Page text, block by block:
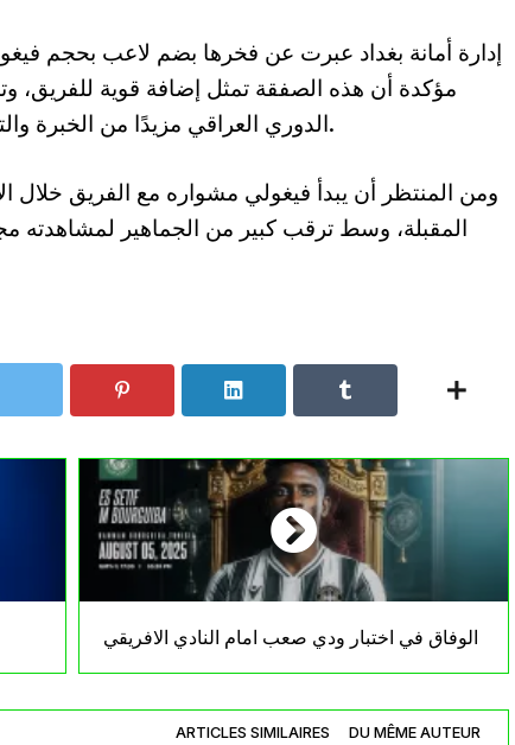
إدارة أمانة بغداد عبرت عن فخرها بضم لاعب بحجم
مؤكدة أن هذه الصفقة تمثل إضافة قوية للفريق،
الدوري العراقي مزيدًا من الخبرة والتنوع.
ومن المنتظر أن يبدأ فيغولي مشواره مع الفريق خلال
المقبلة، وسط ترقب كبير من الجماهير لمشاهدته
الوفاق في اختبار ودي صعب امام النادي الافريقي
ARTICLES SIMILAIRES DU MÊME AUTEUR